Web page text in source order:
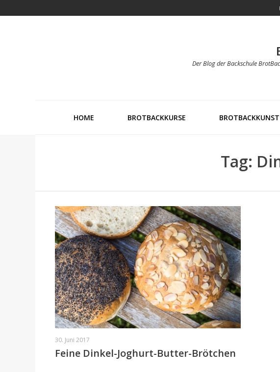
Der Blog der Backschule
HOME BROTBACKKURSE BROTBACKKUNST
Tag:
30. Juni 2017
Feine Dinkel-Joghurt-Butter-Brötchen